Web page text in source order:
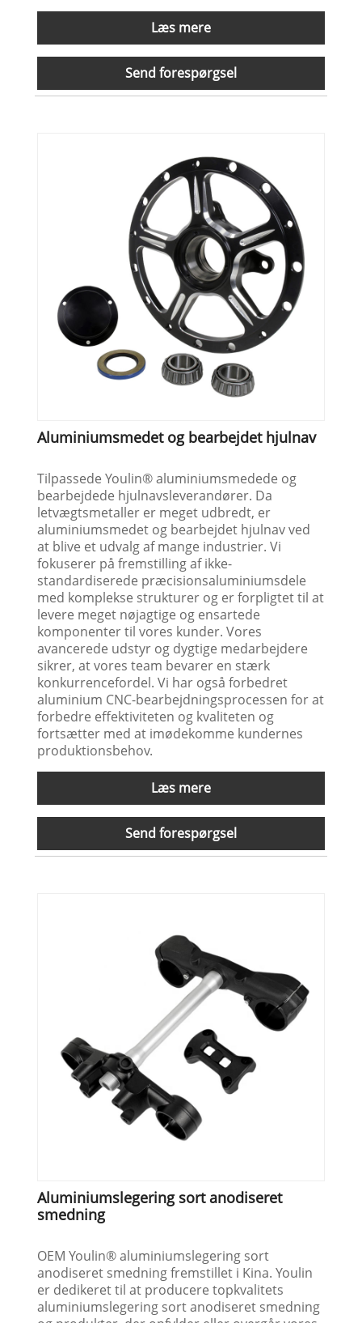
Læs mere
Send forespørgsel
Aluminiumsmedet og bearbejdet hjulnav
Tilpassede Youlin® aluminiumsmedede og
bearbejdede hjulnavsleverandører. Da
letvægtsmetaller er meget udbredt, er
aluminiumsmedet og bearbejdet hjulnav ved
at blive et udvalg af mange industrier. Vi
fokuserer på fremstilling af ikke-
standardiserede præcisionsaluminiumsdele
med komplekse strukturer og er forpligtet til at
levere meget nøjagtige og ensartede
komponenter til vores kunder. Vores
avancerede udstyr og dygtige medarbejdere
sikrer, at vores team bevarer en stærk
konkurrencefordel. Vi har også forbedret
aluminium CNC-bearbejdningsprocessen for at
forbedre effektiviteten og kvaliteten og
fortsætter med at imødekomme kundernes
produktionsbehov.
Læs mere
Send forespørgsel
Aluminiumslegering sort anodiseret
smedning
OEM Youlin® aluminiumslegering sort
anodiseret smedning fremstillet i Kina. Youlin
er dedikeret til at producere topkvalitets
aluminiumslegering sort anodiseret smedning